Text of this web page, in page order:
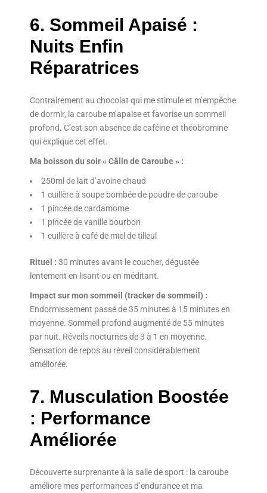
6. Sommeil Apaisé :
Nuits Enfin
Réparatrices
Contrairement au chocolat qui me stimule et m’empêche
de dormir, la caroube m’apaise et favorise un sommeil
profond. C’est son absence de caféine et théobromine
qui explique cet effet.
Ma boisson du soir « Câlin de Caroube » :
250ml de lait d’avoine chaud
1 cuillère à soupe bombée de poudre de caroube
1 pincée de cardamome
1 pincée de vanille bourbon
1 cuillère à café de miel de tilleul
Rituel : 30 minutes avant le coucher, dégustée
lentement en lisant ou en méditant.
Impact sur mon sommeil (tracker de sommeil) :
Endormissement passé de 35 minutes à 15 minutes en
moyenne. Sommeil profond augmenté de 55 minutes
par nuit. Réveils nocturnes de 3 à 1 en moyenne.
Sensation de repos au réveil considérablement
améliorée.
7. Musculation Boostée
: Performance
Améliorée
Découverte surprenante à la salle de sport : la caroube
améliore mes performances d’endurance et ma